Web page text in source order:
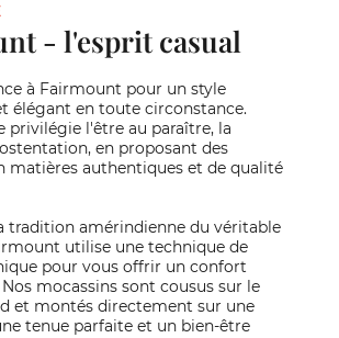
- l'esprit casual
à Fairmount pour un style
élégant en toute circonstance.
privilégie l'être au paraître, la
en proposant des
matières authentiques et de qualité
tradition amérindienne du véritable
utilise une technique de
pour vous offrir un confort
mocassins sont cousus sur le
et montés directement sur une
tenue parfaite et un bien-être